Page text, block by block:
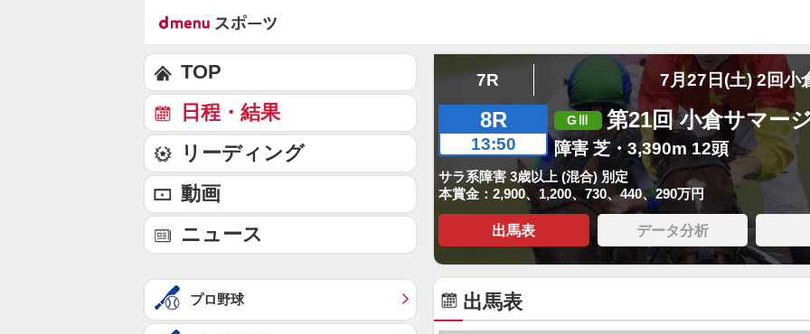
7R 7月27日(土) 2回小
8R
13:50
第21回 小倉サマー
障害 芝・3,390m 12頭
サラ系障害 3歳以上 (混合) 別定
本賞金：2,900、1,200、730、440、290万円
出馬表 データ分析
出馬表
TOP
日程・結果
リーディング
動画
ニュース
プロ野球